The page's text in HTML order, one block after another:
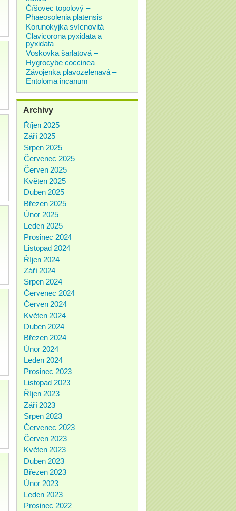
Číšovec topolový –
Phaeosolenia platensis
Korunokyjka svícnovitá –
Clavicorona pyxidata a
pyxidata
Voskovka šarlatová –
Hygrocybe coccinea
Závojenka plavozelenavá –
Entoloma incanum
Archivy
Říjen 2025
Září 2025
Srpen 2025
Červenec 2025
Červen 2025
Květen 2025
Duben 2025
Březen 2025
Únor 2025
Leden 2025
Prosinec 2024
Listopad 2024
Říjen 2024
Září 2024
Srpen 2024
Červenec 2024
Červen 2024
Květen 2024
Duben 2024
Březen 2024
Únor 2024
Leden 2024
Prosinec 2023
Listopad 2023
Říjen 2023
Září 2023
Srpen 2023
Červenec 2023
Červen 2023
Květen 2023
Duben 2023
Březen 2023
Únor 2023
Leden 2023
Prosinec 2022